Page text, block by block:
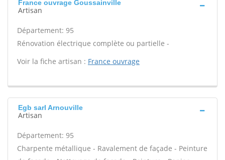
France ouvrage Goussainville
Artisan
Département: 95
Rénovation électrique complète ou partielle -
Voir la fiche artisan : France ouvrage
Egb sarl Arnouville
Artisan
Département: 95
Charpente métallique - Ravalement de façade - Peinture